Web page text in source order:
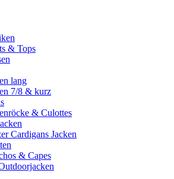
& Tops
lang
7/8 & kurz
& Culottes
Cardigans Jacken
& Capes